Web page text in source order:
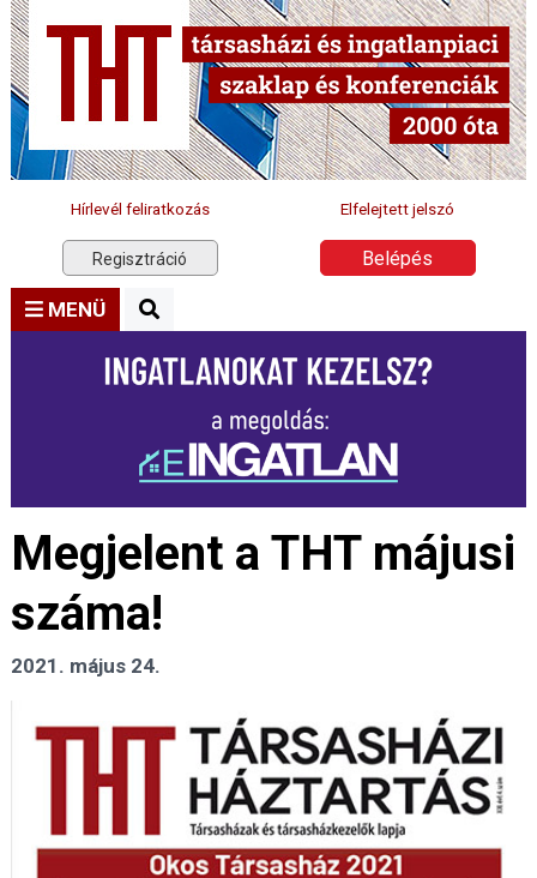
Hírlevél feliratkozás Elfelejtett jelszó
Regisztráció Belépés
MENÜ
Megjelent a THT májusi
száma!
2021. május 24.